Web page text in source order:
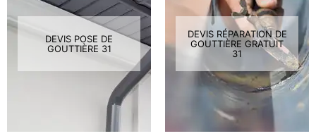
DEVIS POSE DE
GOUTTIÈRE 31
DEVIS RÉPARATION DE
GOUTTIÈRE GRATUIT
31